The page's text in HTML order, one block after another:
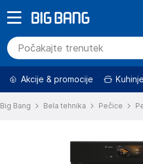
Akcije & promocije Kuhinje
Big Bang Bela tehnika Pečice